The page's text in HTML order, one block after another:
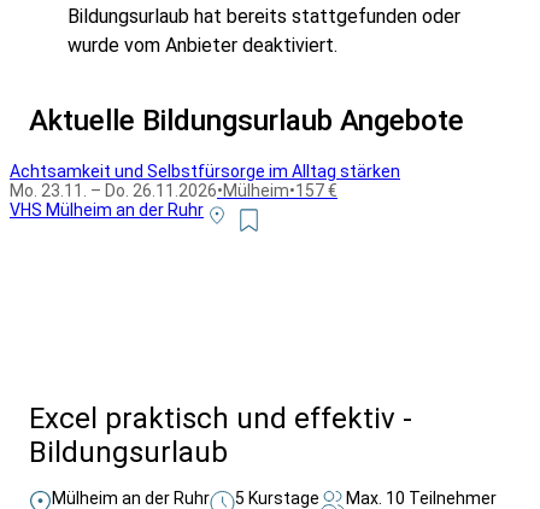
Bildungsurlaub hat bereits stattgefunden oder
wurde vom Anbieter deaktiviert.
Aktuelle Bildungsurlaub Angebote
Achtsamkeit und Selbstfürsorge im Alltag stärken
Mo. 23.11. – Do. 26.11.2026•Mülheim•157 €
VHS Mülheim an der Ruhr
Excel praktisch und effektiv -
Bildungsurlaub
Mülheim an der Ruhr 5 Kurstage Max. 10 Teilnehmer